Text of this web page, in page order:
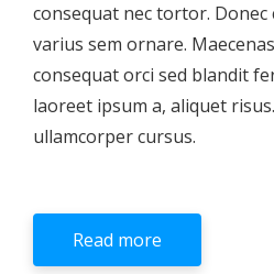
consequat nec tortor.
varius sem ornare.
consequat orci sed blandit
laoreet ipsum a, aliquet
ullamcorper cursus.
Read more